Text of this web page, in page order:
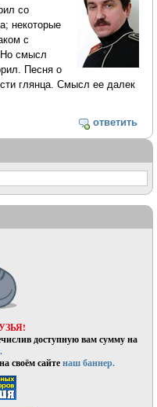
со
некоторые
с
смысл
Песня о
глянца. Смысл ее далек
ответить
доступную вам сумму на
своём сайтенаш баннер.